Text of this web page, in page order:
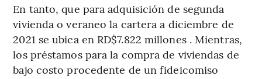
En tanto, que para adquisición de segunda
vivienda o veraneo la cartera a diciembre de
2021 se ubica en RD$7.822 millones . Mientras,
los préstamos para la compra de viviendas de
bajo costo procedente de un fideicomiso